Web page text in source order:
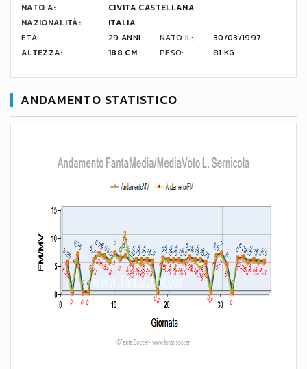
NATO A:
CIVITA CASTELLANA
NAZIONALITÀ:
ITALIA
ETÀ:
29 ANNI NATO IL:
30/03/1997
ALTEZZA:
188 CM PESO: 81 KG
ANDAMENTO STATISTICO